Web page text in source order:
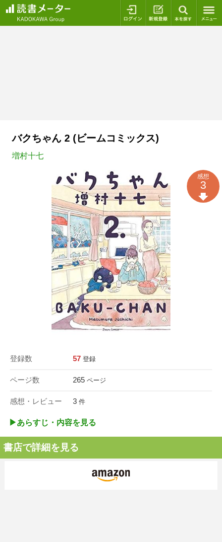
ログイン 新規登録
バクちゃん 2 (ビームコミックス)
増村十七
登録数 57 登録
ページ数 265 ページ
感想・レビュー 3 件
感想
3
▶︎あらすじ・内容を見る
書店で詳細を見る